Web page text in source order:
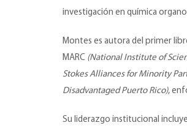
investigación en química
Montes es autora del primer
MARC (National Institute of
Stokes Alliances for Minority
Disadvantaged Puerto Rico),
Su liderazgo institucional